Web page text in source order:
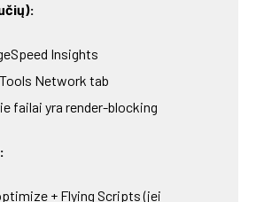
Insights
Network tab
failai yra render-blocking
+ Flying Scripts (jei